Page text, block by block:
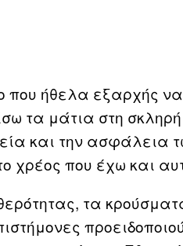
που ήθελα εξαρχής
τα μάτια στη
και την ασφάλεια
χρέος που έχω και
τα